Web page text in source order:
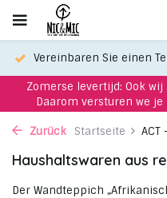
Sie einen Termin in
Zomerse levertijd: Ook
Daarom versturen we
Zurück Startseite ACT
Haushaltswaren aus
Der Wandteppich